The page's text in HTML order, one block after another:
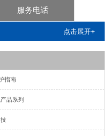
服务电话
点击展开+
指南
品系列